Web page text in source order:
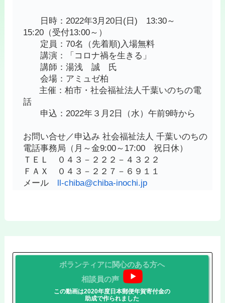
日時：2022年3月20日(日) 13:30～
15:20（受付13:00～）
定員：70名（先着順)入場無料
講演：「コロナ禍を生きる」
講師：湯浅 誠 氏
会場：アミュゼ柏
主催：柏市・社会福祉法人千葉いのちの電
話
申込：2022年３月2日（水）午前9時から
お問い合せ／申込み 社会福祉法人 千葉いのちの
電話事務局（月～金9:00～17:00 祝日休）
ＴＥＬ ０４３－２２２－４３２２
ＦＡＸ ０４３－２２７－６９１１
メール ll-chiba@chiba-inochi.jp
ボランティアに関心のある方へ
相談員の声
この動画は2020年度日本郵便年賀寄付金の
助成で作られました